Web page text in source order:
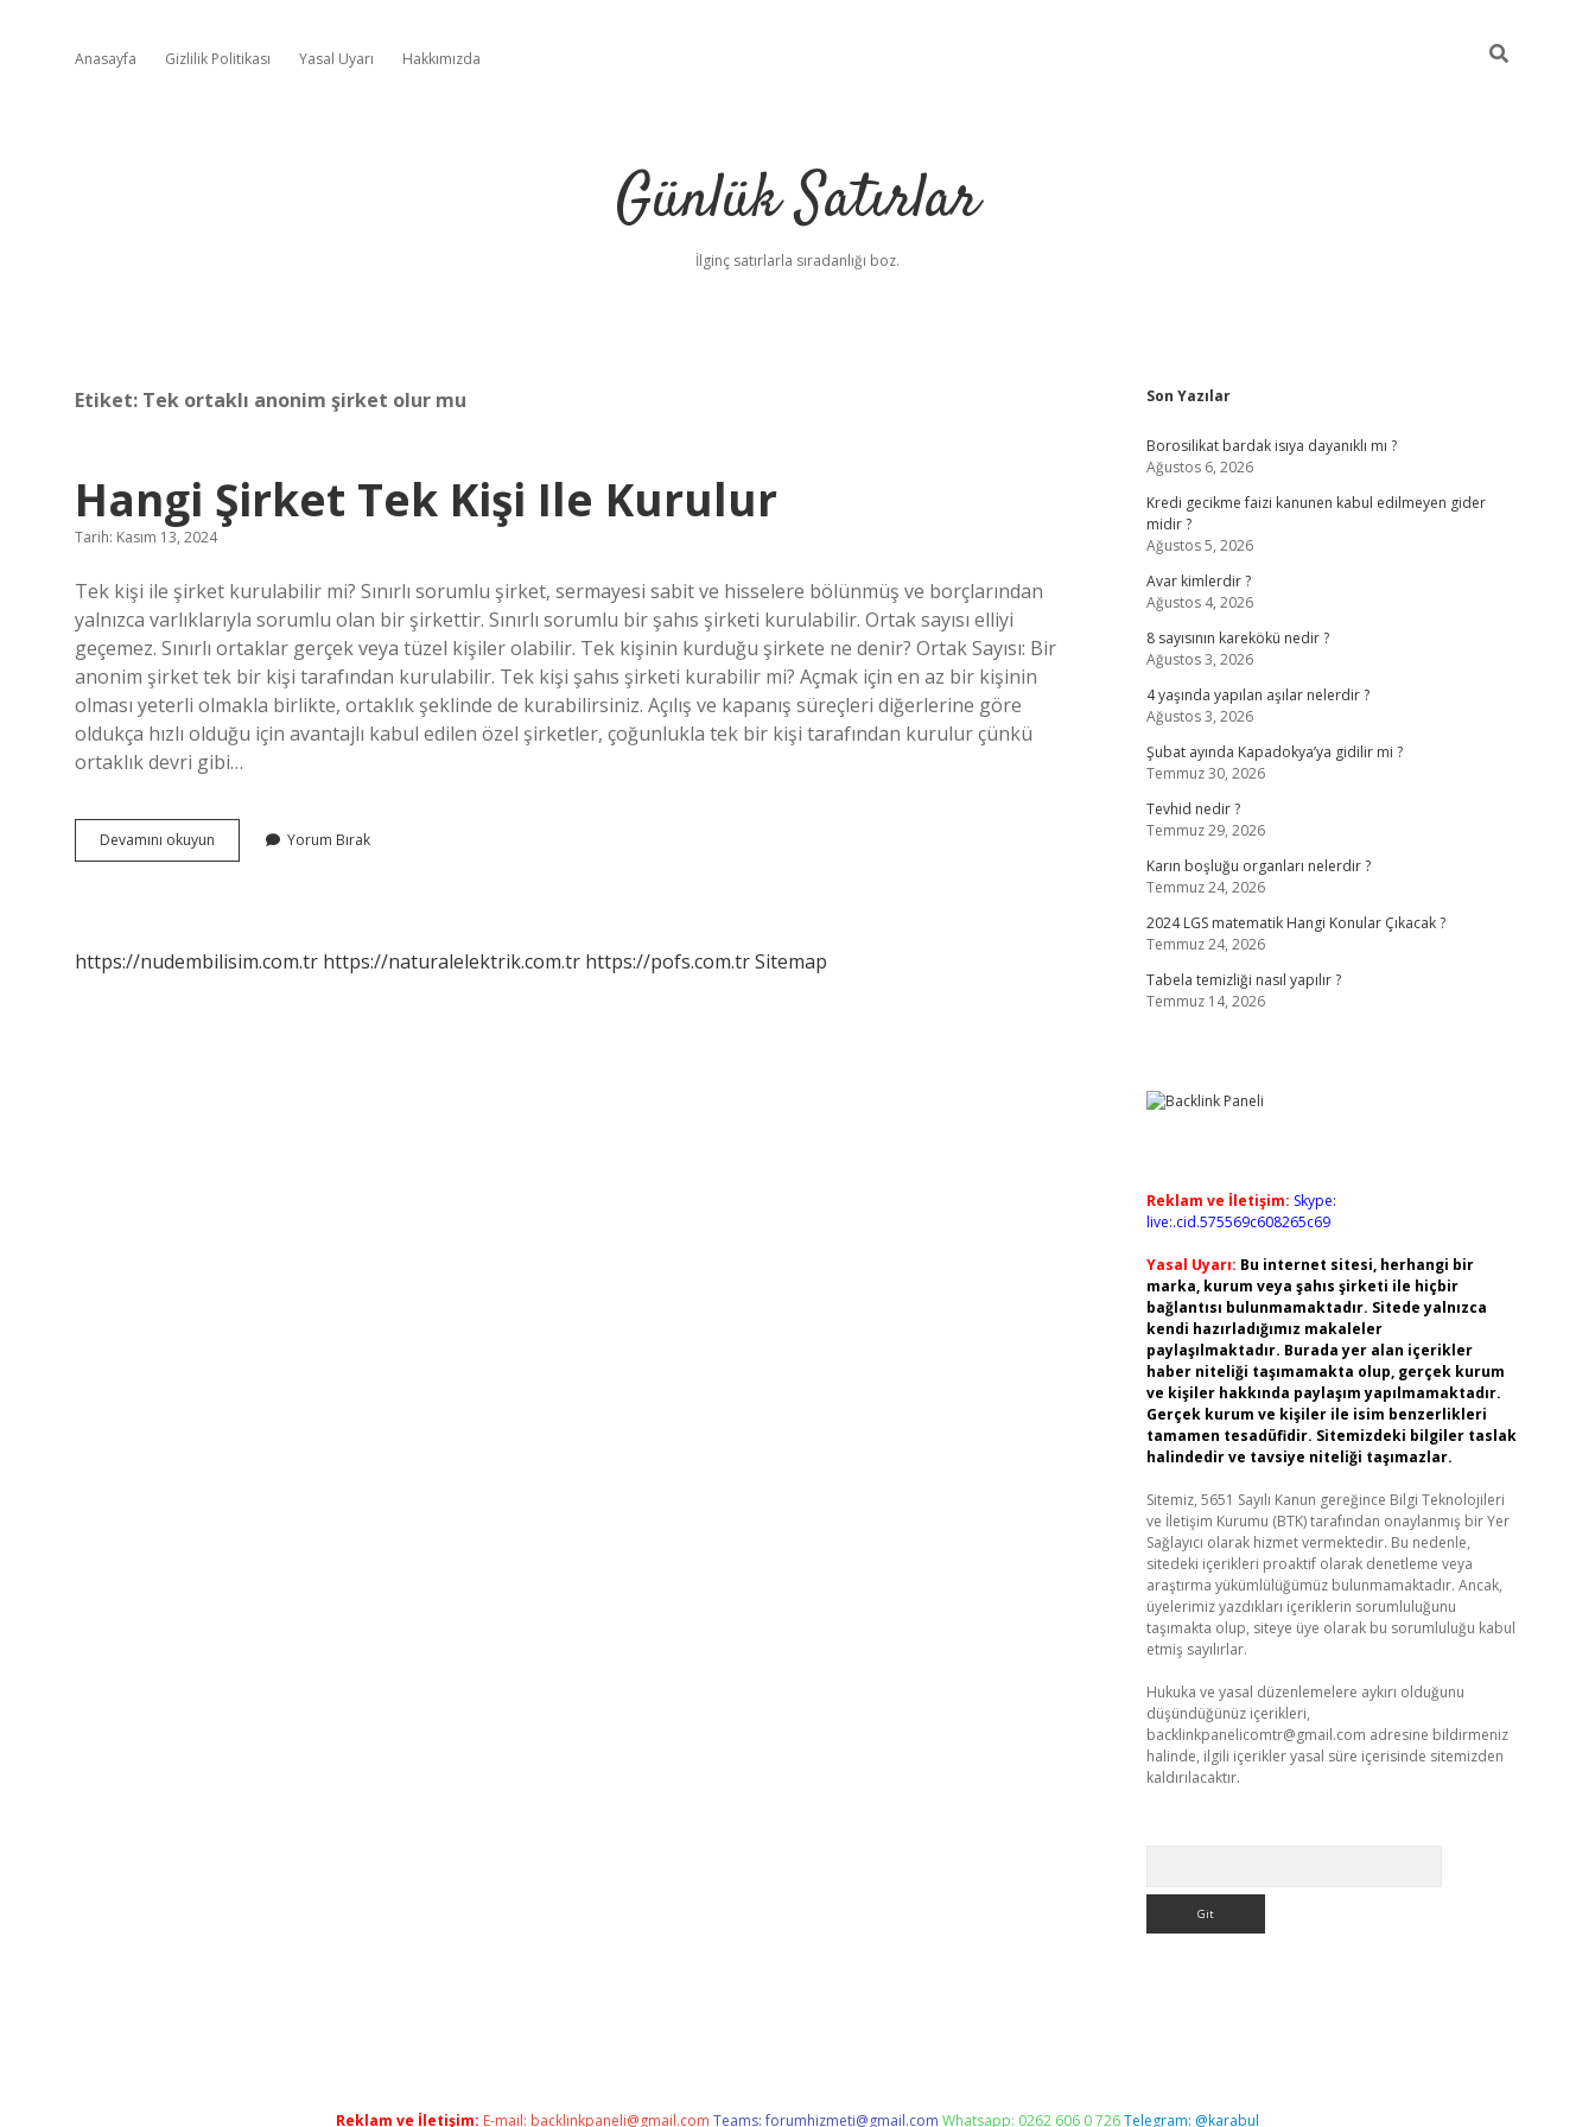
Anasayfa Gizlilik Politikası Yasal Uyarı Hakkımızda
Günlük Satırlar
İlginç satırlarla sıradanlığı boz.
Etiket: Tek ortaklı anonim şirket olur mu
Hangi Şirket Tek Kişi Ile Kurulur
Tarih: Kasım 13, 2024
Tek kişi ile şirket kurulabilir mi? Sınırlı sorumlu şirket, sermayesi sabit ve hisselere bölünmüş ve borçlarından
yalnızca varlıklarıyla sorumlu olan bir şirkettir. Sınırlı sorumlu bir şahıs şirketi kurulabilir. Ortak sayısı elliyi
geçemez. Sınırlı ortaklar gerçek veya tüzel kişiler olabilir. Tek kişinin kurduğu şirkete ne denir? Ortak Sayısı: Bir
anonim şirket tek bir kişi tarafından kurulabilir. Tek kişi şahıs şirketi kurabilir mi? Açmak için en az bir kişinin
olması yeterli olmakla birlikte, ortaklık şeklinde de kurabilirsiniz. Açılış ve kapanış süreçleri diğerlerine göre
oldukça hızlı olduğu için avantajlı kabul edilen özel şirketler, çoğunlukla tek bir kişi tarafından kurulur çünkü
ortaklık devri gibi…
Devamını okuyun
Şirket
Yorum Bırak
https://nudembilisim.com.tr https://naturalelektrik.com.tr https://pofs.com.trSitemap
Sidebar
Son Yazılar
Borosilikat bardak isıya dayanıklı mı ?
Ağustos 6, 2026
Kredi gecikme faizi kanunen kabul edilmeyen gider
midir ?
Ağustos 5, 2026
Avar kimlerdir ?
Ağustos 4, 2026
8 sayısının karekökü nedir ?
Ağustos 3, 2026
4 yaşında yapılan aşılar nelerdir ?
Ağustos 3, 2026
Şubat ayında Kapadokya’ya gidilir mi ?
Temmuz 30, 2026
Tevhid nedir ?
Temmuz 29, 2026
Karın boşluğu organları nelerdir ?
Temmuz 24, 2026
2024 LGS matematik Hangi Konular Çıkacak ?
Temmuz 24, 2026
Tabela temizliği nasıl yapılır ?
Temmuz 14, 2026
Reklam ve İletişim: Skype:
live:.cid.575569c608265c69
Yasal Uyarı: Bu internet sitesi, herhangi bir
marka, kurum veya şahıs şirketi ile hiçbir
bağlantısı bulunmamaktadır. Sitede yalnızca
kendi hazırladığımız makaleler
paylaşılmaktadır. Burada yer alan içerikler
haber niteliği taşımamakta olup, gerçek kurum
ve kişiler hakkında paylaşım yapılmamaktadır.
Gerçek kurum ve kişiler ile isim benzerlikleri
tamamen tesadüfidir. Sitemizdeki bilgiler taslak
halindedir ve tavsiye niteliği taşımazlar.
Sitemiz, 5651 Sayılı Kanun gereğince Bilgi Teknolojileri
ve İletişim Kurumu (BTK) tarafından onaylanmış bir Yer
Sağlayıcı olarak hizmet vermektedir. Bu nedenle,
sitedeki içerikleri proaktif olarak denetleme veya
araştırma yükümlülüğümüz bulunmamaktadır. Ancak,
üyelerimiz yazdıkları içeriklerin sorumluluğunu
taşımakta olup, siteye üye olarak bu sorumluluğu kabul
etmiş sayılırlar.
Hukuka ve yasal düzenlemelere aykırı olduğunu
düşündüğünüz içerikleri,
backlinkpanelicomtr@gmail.com adresine bildirmeniz
halinde, ilgili içerikler yasal süre içerisinde sitemizden
kaldırılacaktır.
Reklam ve İletişim: E-mail: backlinkpaneli@gmail.com Teams:forumhizmeti@gmail.com Whatsapp: 0262 606 0 726Telegram: @karabul